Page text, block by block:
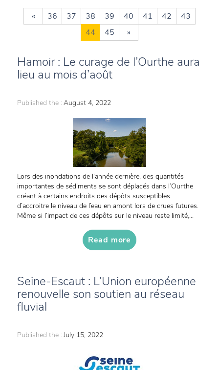
« 36 37 38 39 40 41 42
43
44
45 »
Hamoir : Le curage de l’Ourthe aura
lieu au mois d’août
Published the : August 4, 2022
Lors des inondations de l’année dernière, des quantités
importantes de sédiments se sont déplacés dans l’Ourthe
créant à certains endroits des dépôts susceptibles
d’accroitre le niveau de l’eau en amont lors de crues futures.
Même si l’impact de ces dépôts sur le niveau reste limité,...
Read more
Seine-Escaut : L’Union européenne
renouvelle son soutien au réseau
fluvial
Published the : July 15, 2022